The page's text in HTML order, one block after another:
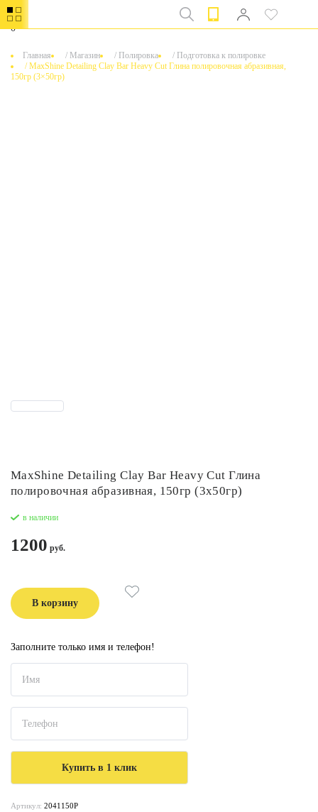
0
Главная / Магазин / Полировка / Подготовка к полировке
/MaxShine Detailing Clay Bar Heavy Cut Глина полировочная абразивная,
150гр (3×50гр)
MaxShine Detailing Clay Bar Heavy Cut Глина
полировочная абразивная, 150гр (3x50гр)
в наличии
1200
В корзину
Заполните только имя и телефон!
Артикул: 2041150P